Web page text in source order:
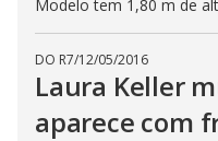
Modelo tem 1,80 m de
DO R7/12/05/2016
Laura Keller
aparece com